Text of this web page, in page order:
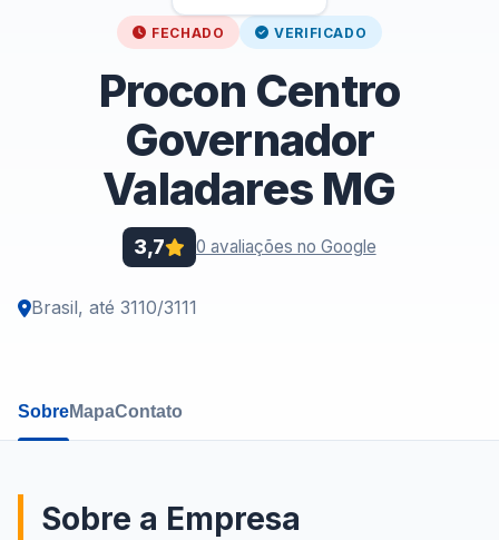
FECHADO VERIFICADO
Procon Centro
Governador
Valadares MG
3,7 0 avaliações no Google
Brasil, até 3110/3111
SobreMapaContato
Sobre a Empresa